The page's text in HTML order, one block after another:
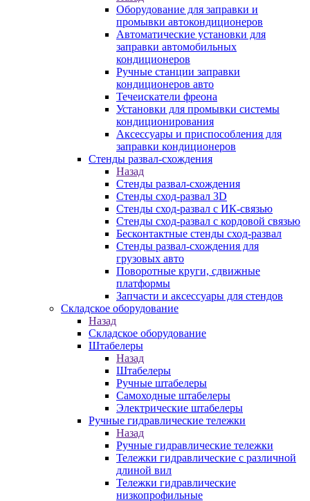
Оборудование для заправки и
промывки автокондиционеров
Автоматические установки для
заправки автомобильных
кондиционеров
Ручные станции заправки
кондиционеров авто
Течеискатели фреона
Установки для промывки системы
кондиционирования
Аксессуары и приспособления для
заправки кондиционеров
Стенды развал-схождения
Назад
Стенды развал-схождения
Стенды сход-развал 3D
Стенды сход-развал с ИК-связью
Стенды сход-развал с кордовой связью
Бесконтактные стенды сход-развал
Стенды развал-схождения для
грузовых авто
Поворотные круги, сдвижные
платформы
Запчасти и аксессуары для стендов
Складское оборудование
Назад
Складское оборудование
Штабелеры
Назад
Штабелеры
Ручные штабелеры
Самоходные штабелеры
Электрические штабелеры
Ручные гидравлические тележки
Назад
Ручные гидравлические тележки
Тележки гидравлические с различной
длиной вил
Тележки гидравлические
низкопрофильные